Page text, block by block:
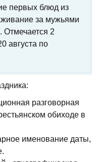
первых блюд из
за мужьями
Отмечается 2
августа по
разговорная
обиходе в
именование даты,